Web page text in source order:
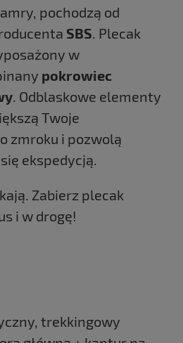
pochodzą od
SBS . Plecak
w
pokrowiec
. Odblaskowe elementy
Twoje
zmroku i pozwolą
ekspedycją.
Zabierz plecak
i w drogę!
trekkingowy